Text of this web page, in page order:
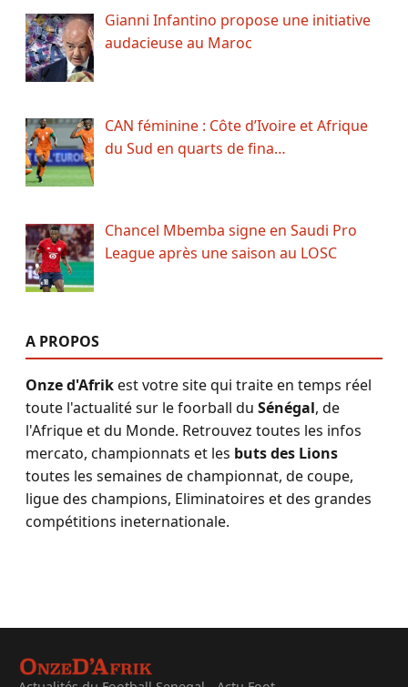
Gianni Infantino propose une initiative
audacieuse au Maroc
CAN féminine : Côte d’Ivoire et Afrique
du Sud en quarts de fina…
Chancel Mbemba signe en Saudi Pro
League après une saison au LOSC
A PROPOS
Onze d'Afrikest votre site qui traite en temps réel
toute l'actualité sur le foorball du Sénégal, de
l'Afrique et du Monde. Retrouvez toutes les infos
mercato, championnats et les buts des Lions
toutes les semaines de championnat, de coupe,
ligue des champions, Eliminatoires et des grandes
compétitions ineternationale.